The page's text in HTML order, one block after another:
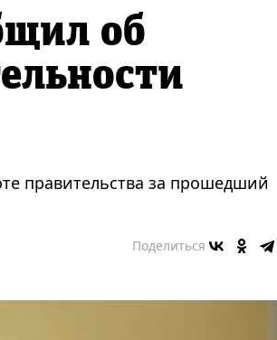
об
правительства за прошедший
Поделиться